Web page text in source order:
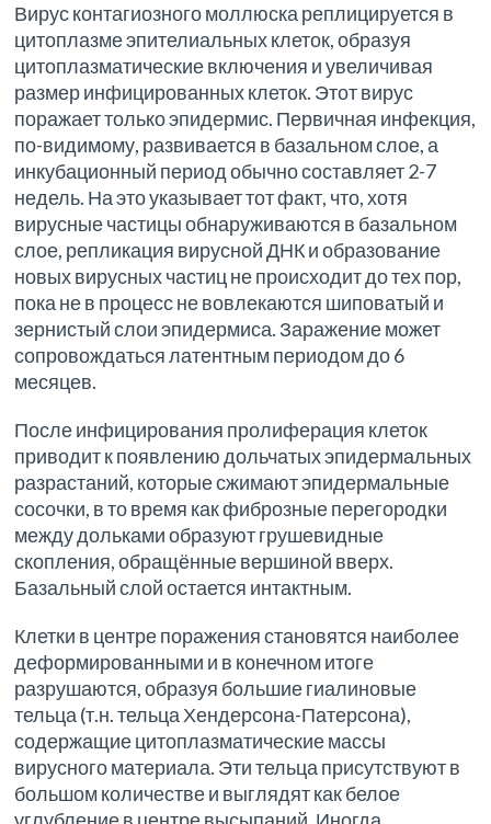
Вирус контагиозного моллюска реплицируется в
цитоплазме эпителиальных клеток, образуя
цитоплазматические включения и увеличивая
размер инфицированных клеток. Этот вирус
поражает только эпидермис. Первичная инфекция,
по-видимому, развивается в базальном слое, а
инкубационный период обычно составляет 2-7
недель. На это указывает тот факт, что, хотя
вирусные частицы обнаруживаются в базальном
слое, репликация вирусной ДНК и образование
новых вирусных частиц не происходит до тех пор,
пока не в процесс не вовлекаются шиповатый и
зернистый слои эпидермиса. Заражение может
сопровождаться латентным периодом до 6
месяцев.
После инфицирования пролиферация клеток
приводит к появлению дольчатых эпидермальных
разрастаний, которые сжимают эпидермальные
сосочки, в то время как фиброзные перегородки
между дольками образуют грушевидные
скопления, обращённые вершиной вверх.
Базальный слой остается интактным.
Клетки в центре поражения становятся наиболее
деформированными и в конечном итоге
разрушаются, образуя большие гиалиновые
тельца (т.н. тельца Хендерсона-Патерсона),
содержащие цитоплазматические массы
вирусного материала. Эти тельца присутствуют в
большом количестве и выглядят как белое